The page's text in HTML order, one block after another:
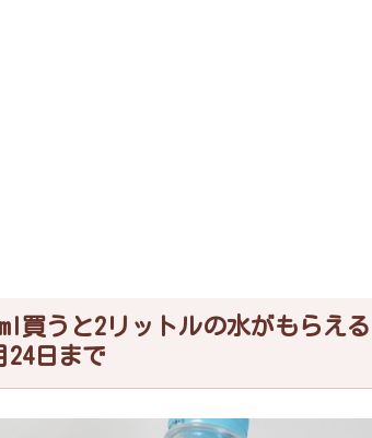
買うと2リットルの水がもらえ
日まで